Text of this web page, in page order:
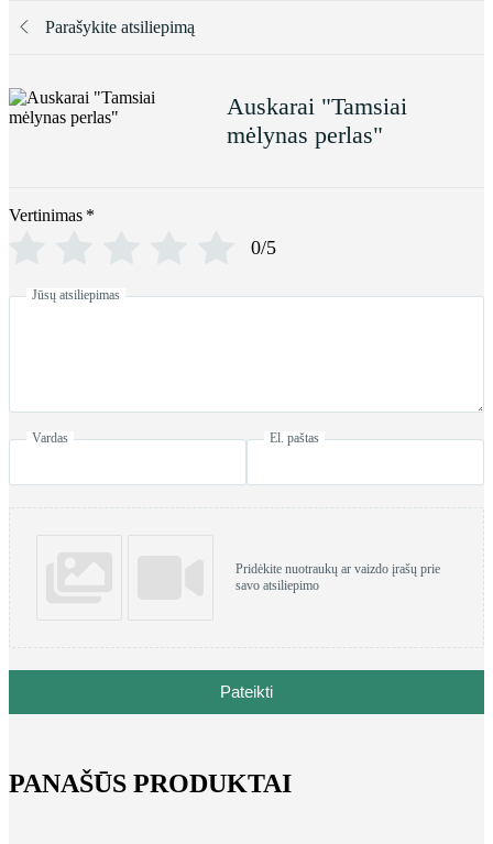
Parašykite atsiliepimą
Auskarai "Tamsiai
mėlynas perlas"
Vertinimas *
0/5
Jūsų atsiliepimas
Vardas El. paštas
Pridėkite nuotraukų ar vaizdo įrašų prie
savo atsiliepimo
Pateikti
PANAŠŪS PRODUKTAI